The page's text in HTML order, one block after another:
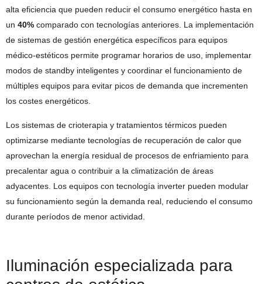
alta eficiencia que pueden reducir el consumo energético hasta en
un 40% comparado con tecnologías anteriores. La implementación
de sistemas de gestión energética específicos para equipos
médico-estéticos permite programar horarios de uso, implementar
modos de standby inteligentes y coordinar el funcionamiento de
múltiples equipos para evitar picos de demanda que incrementen
los costes energéticos.
Los sistemas de crioterapia y tratamientos térmicos pueden
optimizarse mediante tecnologías de recuperación de calor que
aprovechan la energía residual de procesos de enfriamiento para
precalentar agua o contribuir a la climatización de áreas
adyacentes. Los equipos con tecnología inverter pueden modular
su funcionamiento según la demanda real, reduciendo el consumo
durante períodos de menor actividad.
Iluminación especializada para